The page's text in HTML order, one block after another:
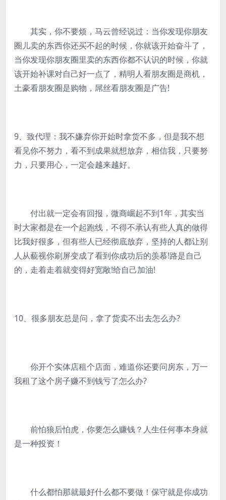
其实，你不要烦，马云曾经说过：当你发现你朋友
圈儿卖的东西你还买不起的时候，你就该开始奋斗了，
当你发现你朋友圈里卖的东西你都不认识的时候，你就
该开始补课对自己好一点了，精明人看朋友圈是商机，
土豪看朋友圈是购物，屌丝看朋友圈是广告!
9、致代理：我不嫌弃你开始时拿货不多，但是我不想
看见你不努力，看不到成果就想放弃，相信我，只要努
力，只要用心，一定会越来越好。
付出就一定会有回报，微商崛起不到1年，其实当
时大家都是在一个起跑线，不得不承认有些人真的做得
比我好很多，但有些人已经彻底放弃，坚持的人都让别
人从藐视你刷屏变成了看到你成功后的羡慕!路是自己
的，走着走着就变得好宽敞!给自己加油!
10、很多朋友总是问，拿了货卖不出去怎么办?
你开个实体店租个店面，难道你还要问房东，万一
我租了这个房子赚不到钱亏了怎么办?
前怕狼后怕虎，你要怎么赚钱？人生任何事本身就
是一种投资！
什么都怕那就最好什么都不要做！保守就是你成功